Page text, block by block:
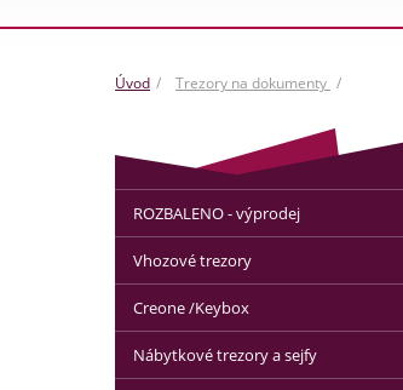
Úvod Trezory na dokumenty
ROZBALENO - výprodej
Vhozové trezory
Creone /Keybox
Nábytkové trezory a sejfy